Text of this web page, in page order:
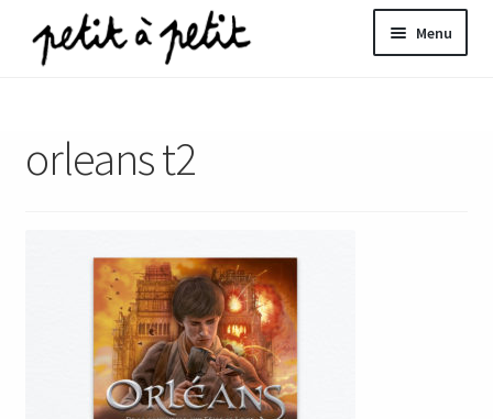
Aller
à
Aller
au
Menu
orleans t2